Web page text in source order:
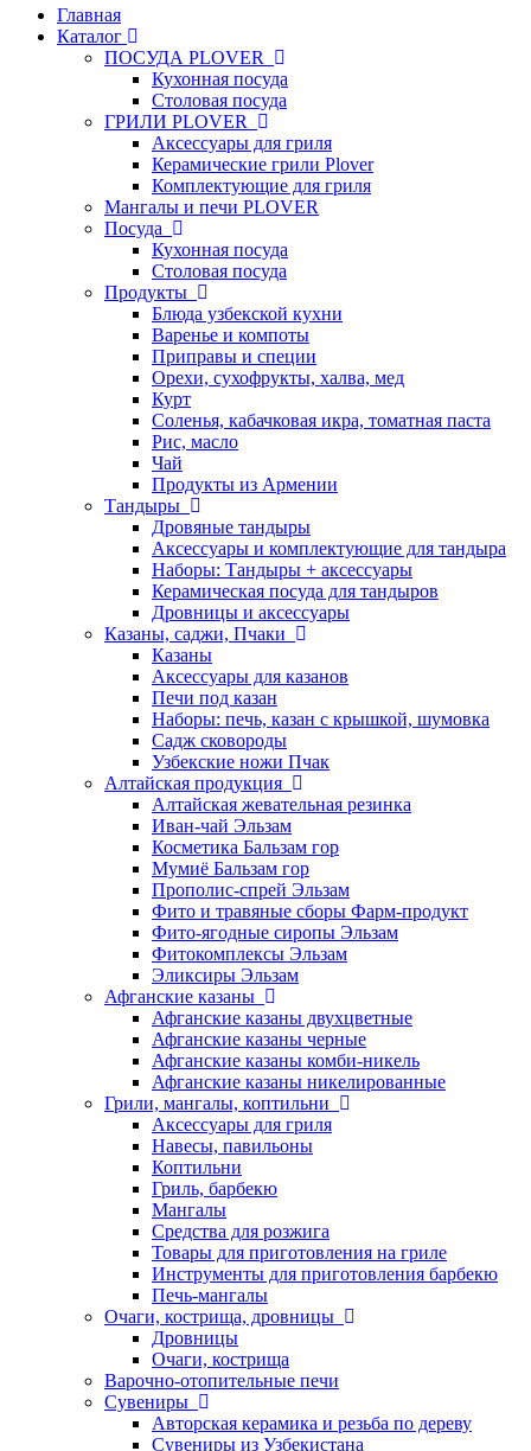
Главная
Каталог
ПОСУДА PLOVER
Кухонная посуда
Столовая посуда
ГРИЛИ PLOVER
Аксессуары для гриля
Керамические грили Plover
Комплектующие для гриля
Мангалы и печи PLOVER
Посуда
Кухонная посуда
Столовая посуда
Продукты
Блюда узбекской кухни
Варенье и компоты
Приправы и специи
Орехи, сухофрукты, халва, мед
Курт
Соленья, кабачковая икра, томатная паста
Рис, масло
Чай
Продукты из Армении
Тандыры
Дровяные тандыры
Аксессуары и комплектующие для тандыра
Наборы: Тандыры + аксессуары
Керамическая посуда для тандыров
Дровницы и аксессуары
Казаны, саджи, Пчаки
Казаны
Аксессуары для казанов
Печи под казан
Наборы: печь, казан с крышкой, шумовка
Садж сковороды
Узбекские ножи Пчак
Алтайская продукция
Алтайская жевательная резинка
Иван-чай Эльзам
Косметика Бальзам гор
Мумиё Бальзам гор
Прополис-спрей Эльзам
Фито и травяные сборы Фарм-продукт
Фито-ягодные сиропы Эльзам
Фитокомплексы Эльзам
Эликсиры Эльзам
Афганские казаны
Афганские казаны двухцветные
Афганские казаны черные
Афганские казаны комби-никель
Афганские казаны никелированные
Грили, мангалы, коптильни
Аксессуары для гриля
Навесы, павильоны
Коптильни
Гриль, барбекю
Мангалы
Средства для розжига
Товары для приготовления на гриле
Инструменты для приготовления барбекю
Печь-мангалы
Очаги, кострища, дровницы
Дровницы
Очаги, кострища
Варочно-отопительные печи
Сувениры
Авторская керамика и резьба по дереву
Сувениры из Узбекистана